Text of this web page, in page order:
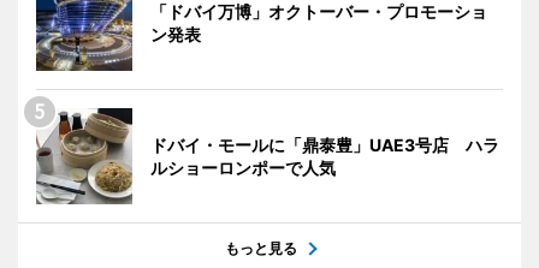
「ドバイ万博」オクトーバー・プロモーショ
ン発表
ドバイ・モールに「鼎泰豊」UAE3号店 ハラ
ルショーロンポーで人気
もっと見る